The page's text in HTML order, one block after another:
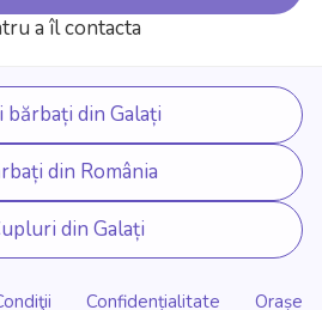
a îl contacta
bărbați din Galați
din România
din Galați
Confidențialitate Orașe